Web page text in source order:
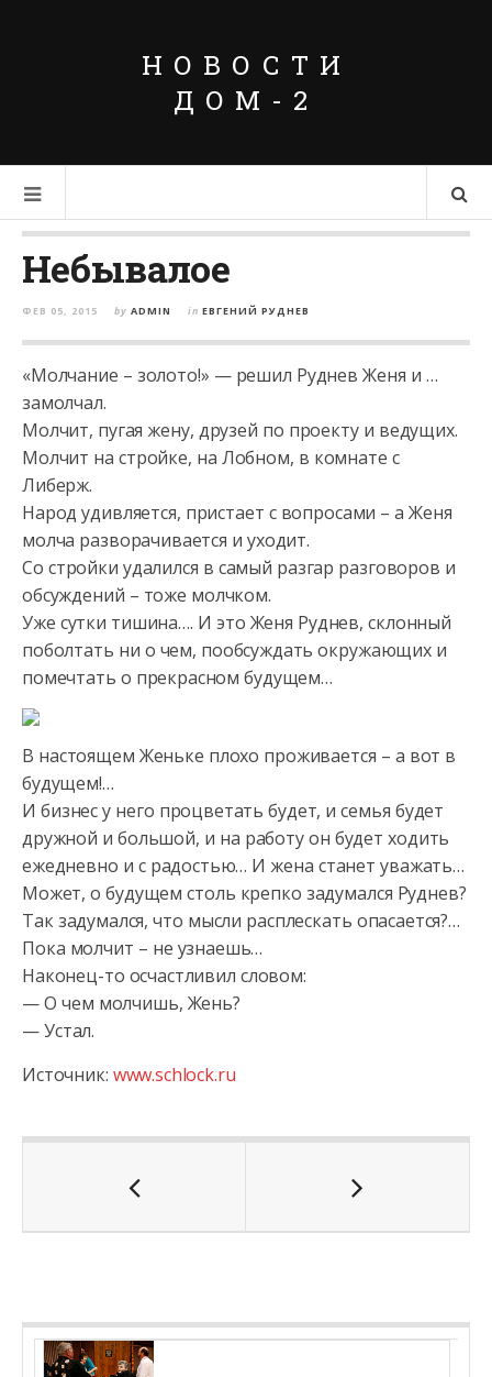
НОВОСТИ
ДОМ-2
Небывалое
ФЕВ 05, 2015 by ADMIN in ЕВГЕНИЙ РУДНЕВ
«Молчание – золото!» — решил Руднев Женя и …
замолчал.
Молчит, пугая жену, друзей по проекту и ведущих.
Молчит на стройке, на Лобном, в комнате с
Либерж.
Народ удивляется, пристает с вопросами – а Женя
молча разворачивается и уходит.
Со стройки удалился в самый разгар разговоров и
обсуждений – тоже молчком.
Уже сутки тишина…. И это Женя Руднев, склонный
поболтать ни о чем, пообсуждать окружающих и
помечтать о прекрасном будущем…
В настоящем Женьке плохо проживается – а вот в
будущем!…
И бизнес у него процветать будет, и семья будет
дружной и большой, и на работу он будет ходить
ежедневно и с радостью… И жена станет уважать…
Может, о будущем столь крепко задумался Руднев?
Так задумался, что мысли расплескать опасается?…
Пока молчит – не узнаешь…
Наконец-то осчастливил словом:
— О чем молчишь, Жень?
— Устал.
Источник: www.schlock.ru